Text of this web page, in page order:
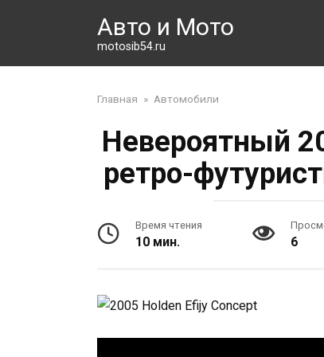
Авто и Мото
motosib54.ru
Главная » Автомобили
Невероятный
ретро-
Время чтения
10 мин. 6